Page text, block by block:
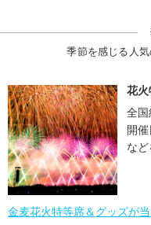
季節を感じる人
花
全
開
など
金麦花火特等席＆グッズが